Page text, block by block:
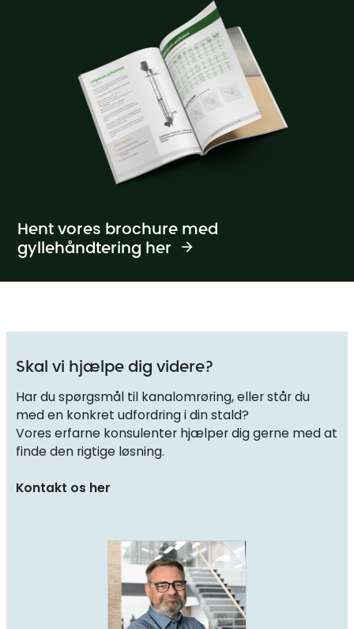
Hent vores brochure med
gyllehåndtering her
Skal vi hjælpe dig videre?
Har du spørgsmål til kanalomrøring, eller står du
med en konkret udfordring i din stald?
Vores erfarne konsulenter hjælper dig gerne med at
finde den rigtige løsning.
Kontakt os her